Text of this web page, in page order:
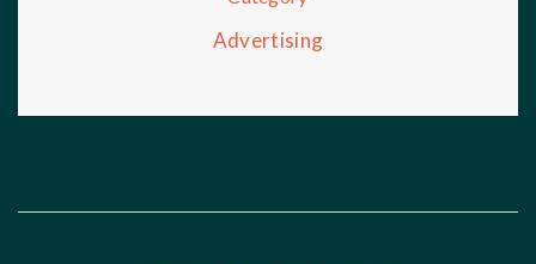
Advertising